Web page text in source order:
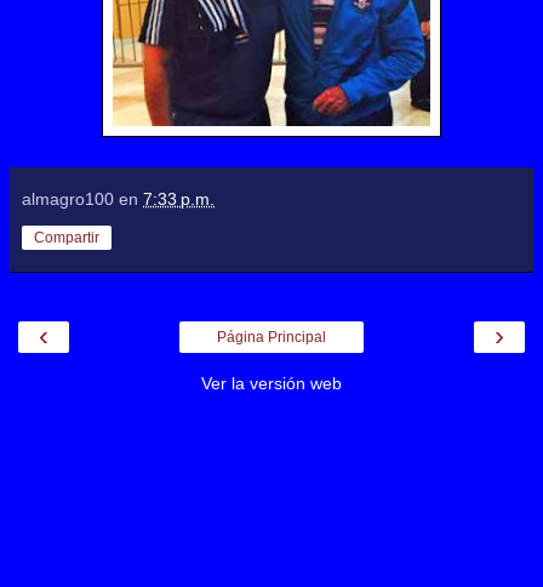
almagro100 en 7:33 p.m.
Compartir
‹ ›
Página Principal
Ver la versión web